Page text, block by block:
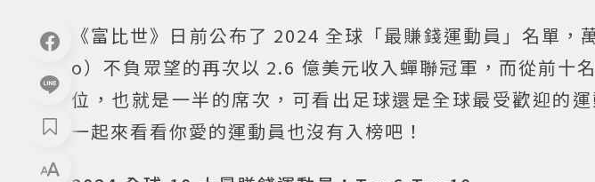
《富比世》日前公布了 2024 全球「最賺錢運動員」名單
o）不負眾望的再次以 2.6 億美元收入蟬聯冠軍，而從前十
位，也就是一半的席次，可看出足球還是全球最受歡迎的
一起來看看你愛的運動員也沒有入榜吧！